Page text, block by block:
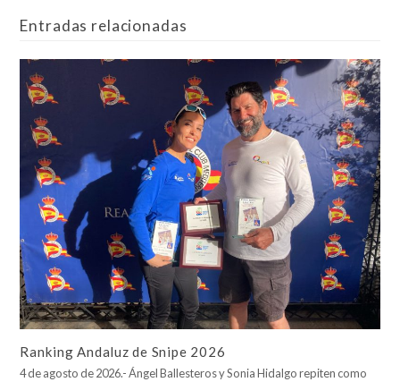
Entradas relacionadas
Ranking Andaluz de Snipe 2026
4 de agosto de 2026.- Ángel Ballesteros y Sonia Hidalgo repiten como